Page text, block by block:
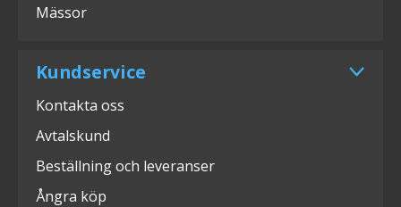
Mässor
Kundservice
Kontakta oss
Avtalskund
Beställning och leveranser
Ångra köp